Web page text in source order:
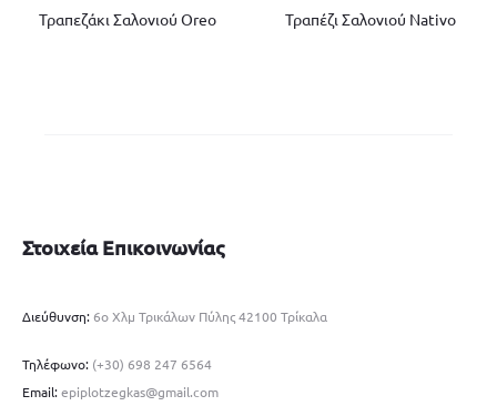
Τραπεζάκι Σαλονιού Oreo Τραπέζι Σαλονιού Nativo
Στοιχεία Επικοινωνίας
Διεύθυνση:6ο Χλμ Τρικάλων Πύλης 42100 Τρίκαλα
Τηλέφωνο: (+30) 698 247 6564
Email:epiplotzegkas@gmail.com